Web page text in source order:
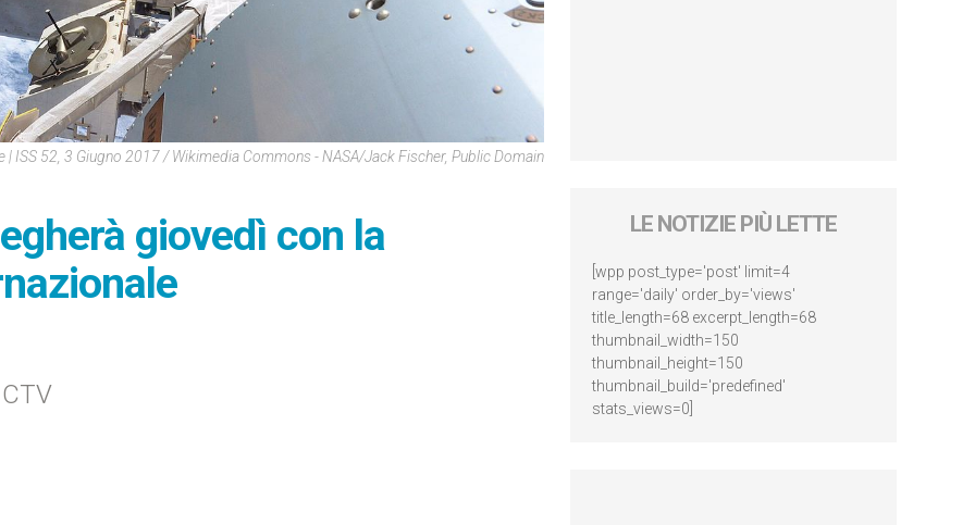
| ISS 52, 3 Giugno 2017 / Wikimedia Commons - NASA/Jack Fischer, Public Domain
giovedì con la
LE NOTIZIE PIÙ LETTE
[wpp post_type='post' limit=4
range='daily' order_by='views'
title_length=68 excerpt_length=68
thumbnail_width=150
thumbnail_height=150
thumbnail_build='predefined'
stats_views=0]